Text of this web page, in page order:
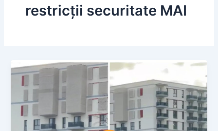
restricții securitate MAI